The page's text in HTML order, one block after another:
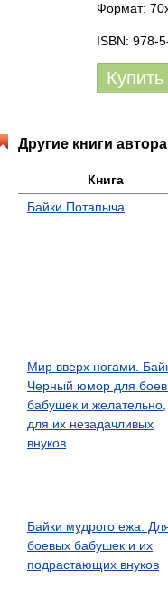
Формат:
ISBN: 978-
Купить
Другие книги
Книга
Байки Потапыча
Мир вверх ногами.
Черный юмор для
бабушек и желательно,
для их незадачливых
внуков
Байки мудрого ежа.
боевых бабушек и их
подрастающих внуков